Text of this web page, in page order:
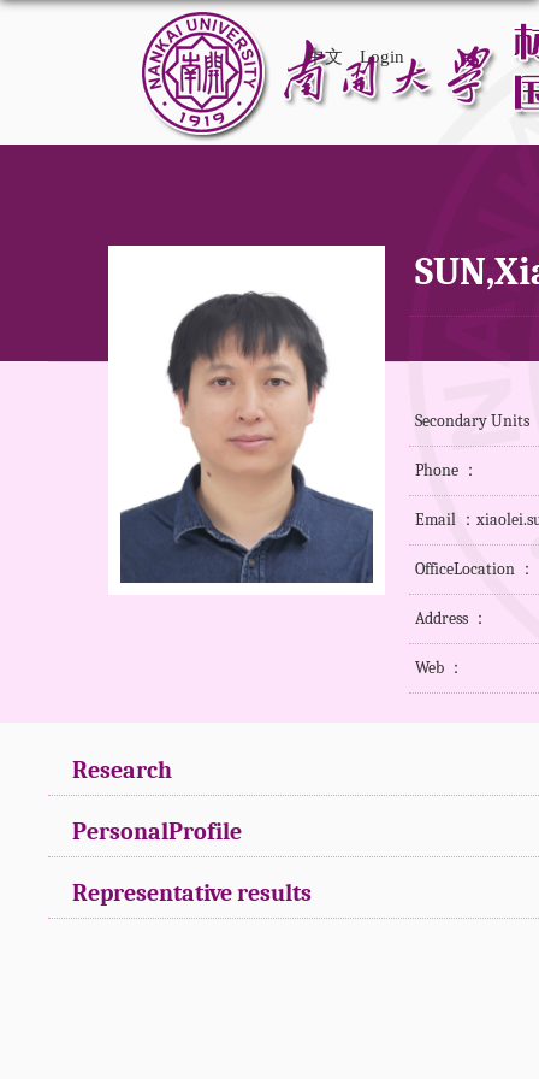
中文 Login
Secondary Units
Phone ：
Email ：
OfficeLocation ：
Address ：
Web ：
Research
PersonalProfile
Representative results